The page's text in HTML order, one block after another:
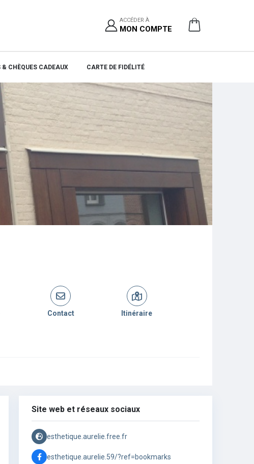
ACCÉDER À
MON COMPTE
& CHÈQUES CADEAUX CARTE DE FIDÉLITÉ
Contact Itinéraire
Site web et réseaux sociaux
esthetique.aurelie.free.fr
esthetique.aurelie.59/?ref=bookmarks